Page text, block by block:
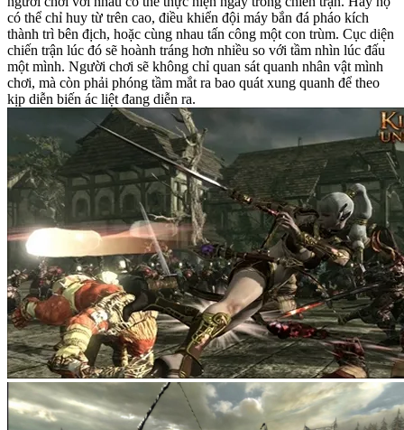
có thể chỉ huy từ trên cao, điều khiển đội máy bắn đá pháo kích
thành trì bên địch, hoặc cùng nhau tấn công một con trùm. Cục diện
chiến trận lúc đó sẽ hoành tráng hơn nhiều so với tầm nhìn lúc đấu
một mình. Người chơi sẽ không chỉ quan sát quanh nhân vật mình
chơi, mà còn phải phóng tầm mắt ra bao quát xung quanh để theo
kịp diễn biến ác liệt đang diễn ra.